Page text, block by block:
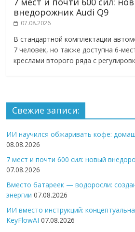
внедорожник Audi Q9
07.08.2026
В стандартной комплектации
7 человек, но также доступна 6-
креслами второго ряда с
Свежие записи:
ИИ научился обжаривать кофе:
08.08.2026
7 мест и почти 600 сил: новый
07.08.2026
Вместо батареек — водоросли:
энергии 07.08.2026
ИИ вместо инструкций:
KeyFlowAI 07.08.2026